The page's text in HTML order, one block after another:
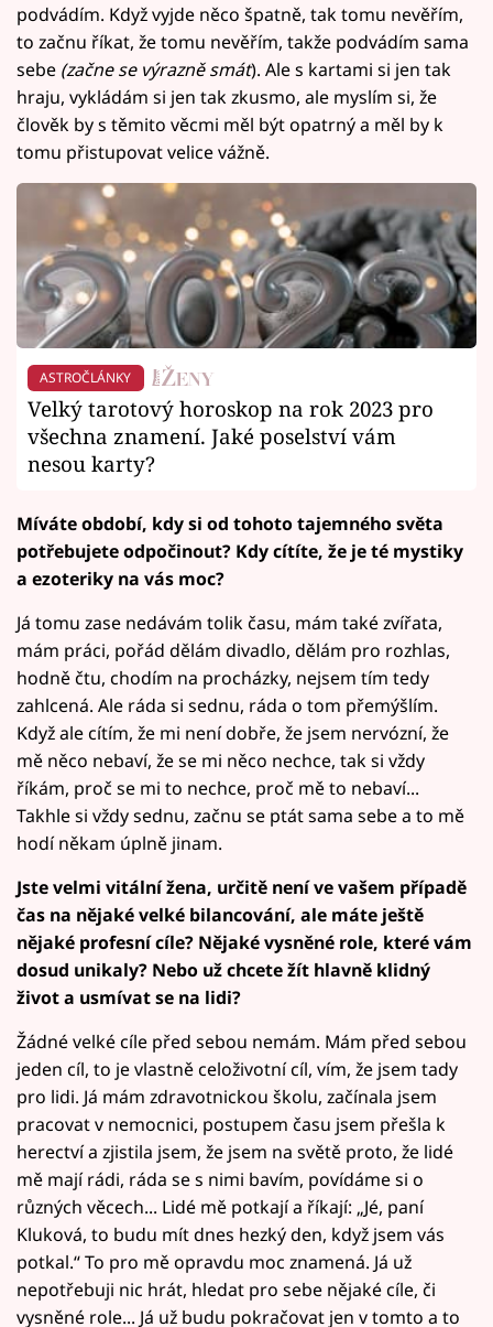
podvádím. Když vyjde něco špatně, tak tomu nevěřím,
to začnu říkat, že tomu nevěřím, takže podvádím sama
sebe (začne se výrazně smát). Ale s kartami si jen tak
hraju, vykládám si jen tak zkusmo, ale myslím si, že
člověk by s těmito věcmi měl být opatrný a měl by k
tomu přistupovat velice vážně.
ASTROČLÁNKY
Velký tarotový horoskop na rok 2023 pro
všechna znamení. Jaké poselství vám
nesou karty?
Míváte období, kdy si od tohoto tajemného světa
potřebujete odpočinout? Kdy cítíte, že je té mystiky
a ezoteriky na vás moc?
Já tomu zase nedávám tolik času, mám také zvířata,
mám práci, pořád dělám divadlo, dělám pro rozhlas,
hodně čtu, chodím na procházky, nejsem tím tedy
zahlcená. Ale ráda si sednu, ráda o tom přemýšlím.
Když ale cítím, že mi není dobře, že jsem nervózní, že
mě něco nebaví, že se mi něco nechce, tak si vždy
říkám, proč se mi to nechce, proč mě to nebaví...
Takhle si vždy sednu, začnu se ptát sama sebe a to mě
hodí někam úplně jinam.
Jste velmi vitální žena, určitě není ve vašem případě
čas na nějaké velké bilancování, ale máte ještě
nějaké profesní cíle? Nějaké vysněné role, které vám
dosud unikaly? Nebo už chcete žít hlavně klidný
život a usmívat se na lidi?
Žádné velké cíle před sebou nemám. Mám před sebou
jeden cíl, to je vlastně celoživotní cíl, vím, že jsem tady
pro lidi. Já mám zdravotnickou školu, začínala jsem
pracovat v nemocnici, postupem času jsem přešla k
herectví a zjistila jsem, že jsem na světě proto, že lidé
mě mají rádi, ráda se s nimi bavím, povídáme si o
různých věcech... Lidé mě potkají a říkají: „Jé, paní
Kluková, to budu mít dnes hezký den, když jsem vás
potkal.“ To pro mě opravdu moc znamená. Já už
nepotřebuji nic hrát, hledat pro sebe nějaké cíle, či
vysněné role... Já už budu pokračovat jen v tomto a to